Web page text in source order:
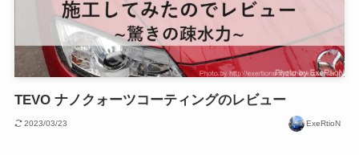
TEVO ナノクォーツコーティングのレビュー
2023/03/23 ExeRtioN